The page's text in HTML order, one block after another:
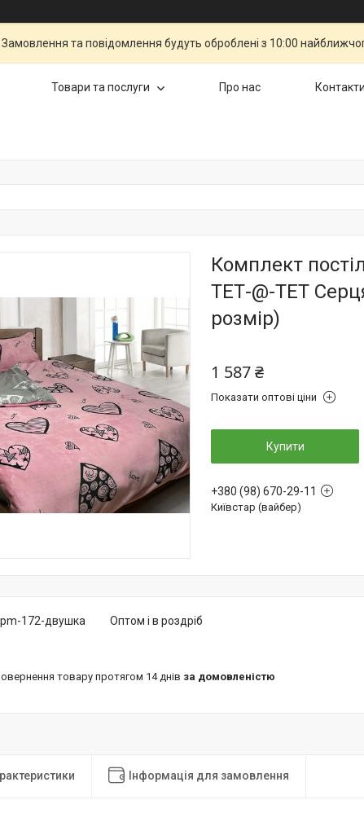
та повідомлення будуть оброблені з 10:00
Товари та послуги Про нас Контакти
Комплект
ТЕТ-@-ТЕТ
розмір)
1 587 ₴
Показати оптові ціни
Купити
+380 (98) 670-29-11
Київстар (вайбер)
Оптом і в роздріб
pm-172-двушка
повернення товару протягом 14 днів за домовленістю
Інформація для замовлення